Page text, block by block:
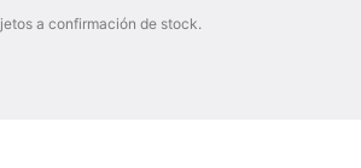
a confirmación de stock.